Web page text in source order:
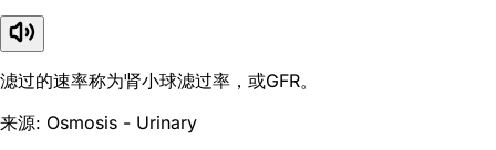
滤过的速率称为肾小球滤过率，或GFR。
来源: Osmosis - Urinary